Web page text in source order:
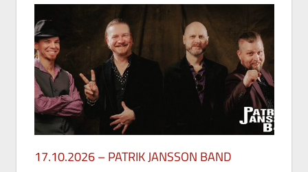
17.10.2026 – PATRIK JANSSON BAND